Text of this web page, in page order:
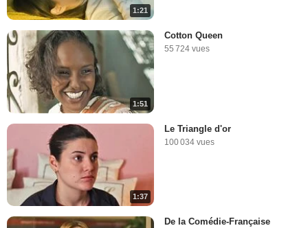
1:21
1:51
Cotton Queen
55 724 vues
1:37
Le Triangle d'or
100 034 vues
De la Comédie-Française